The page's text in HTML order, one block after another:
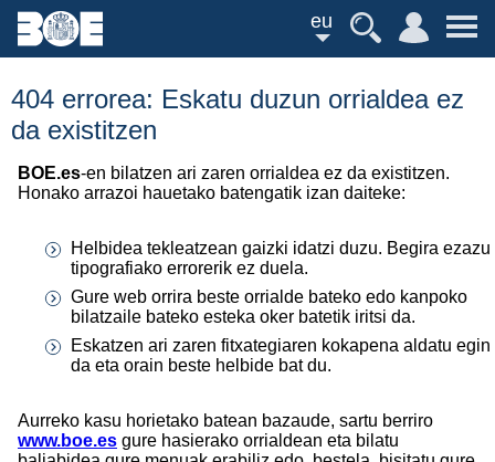
eu
404 errorea: Eskatu duzun orrialdea ez
da existitzen
BOE.es-en bilatzen ari zaren orrialdea ez da existitzen.
Honako arrazoi hauetako batengatik izan daiteke:
Helbidea tekleatzean gaizki idatzi duzu. Begira ezazu
tipografiako errorerik ez duela.
Gure web orrira beste orrialde bateko edo kanpoko
bilatzaile bateko esteka oker batetik iritsi da.
Eskatzen ari zaren fitxategiaren kokapena aldatu egin
da eta orain beste helbide bat du.
Aurreko kasu horietako batean bazaude, sartu berriro
www.boe.es gure hasierako orrialdean eta bilatu